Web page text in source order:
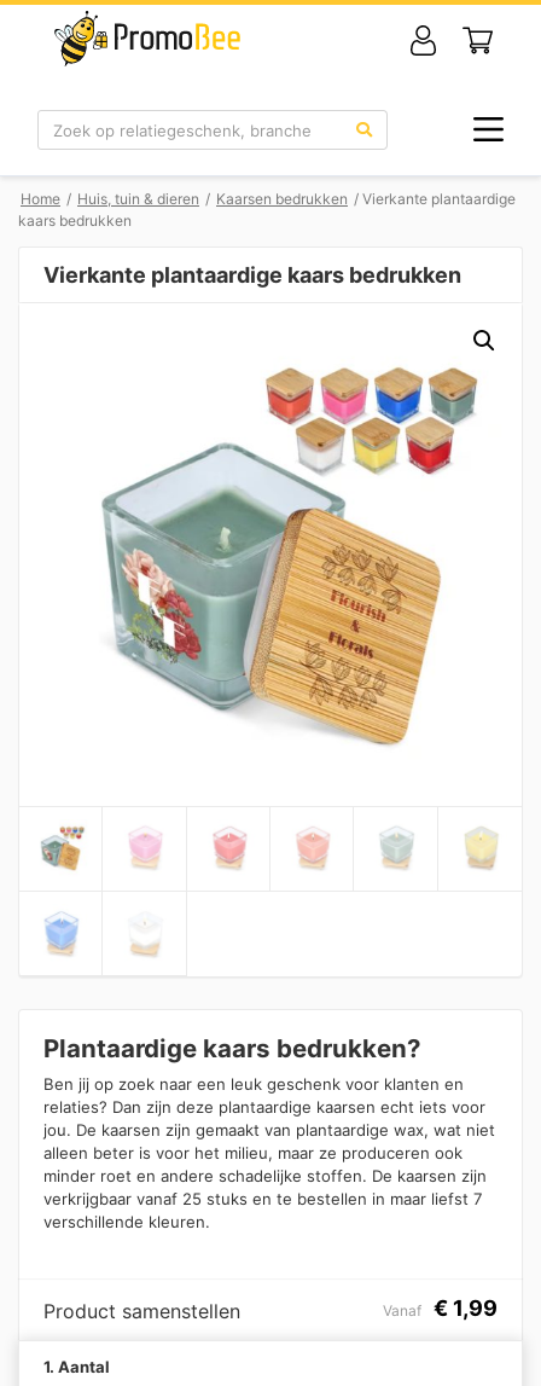
Zoek
Home / Huis, tuin & dieren / Kaarsen bedrukken / Vierkante plantaardige
kaars bedrukken
Vierkante plantaardige kaars bedrukken
Plantaardige kaars bedrukken?
Ben jij op zoek naar een leuk geschenk voor klanten en
relaties? Dan zijn deze plantaardige kaarsen echt iets voor
jou. De kaarsen zijn gemaakt van plantaardige wax, wat niet
alleen beter is voor het milieu, maar ze produceren ook
minder roet en andere schadelijke stoffen. De kaarsen zijn
verkrijgbaar vanaf 25 stuks en te bestellen in maar liefst 7
verschillende kleuren.
Product samenstellen Vanaf € 1,99
1. Aantal